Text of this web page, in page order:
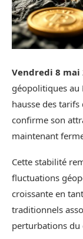
Vendredi 8 mai
géopolitiques
hausse des
confirme son
maintenant
Cette stabilité
fluctuations
croissante en
traditionnels
perturbations du